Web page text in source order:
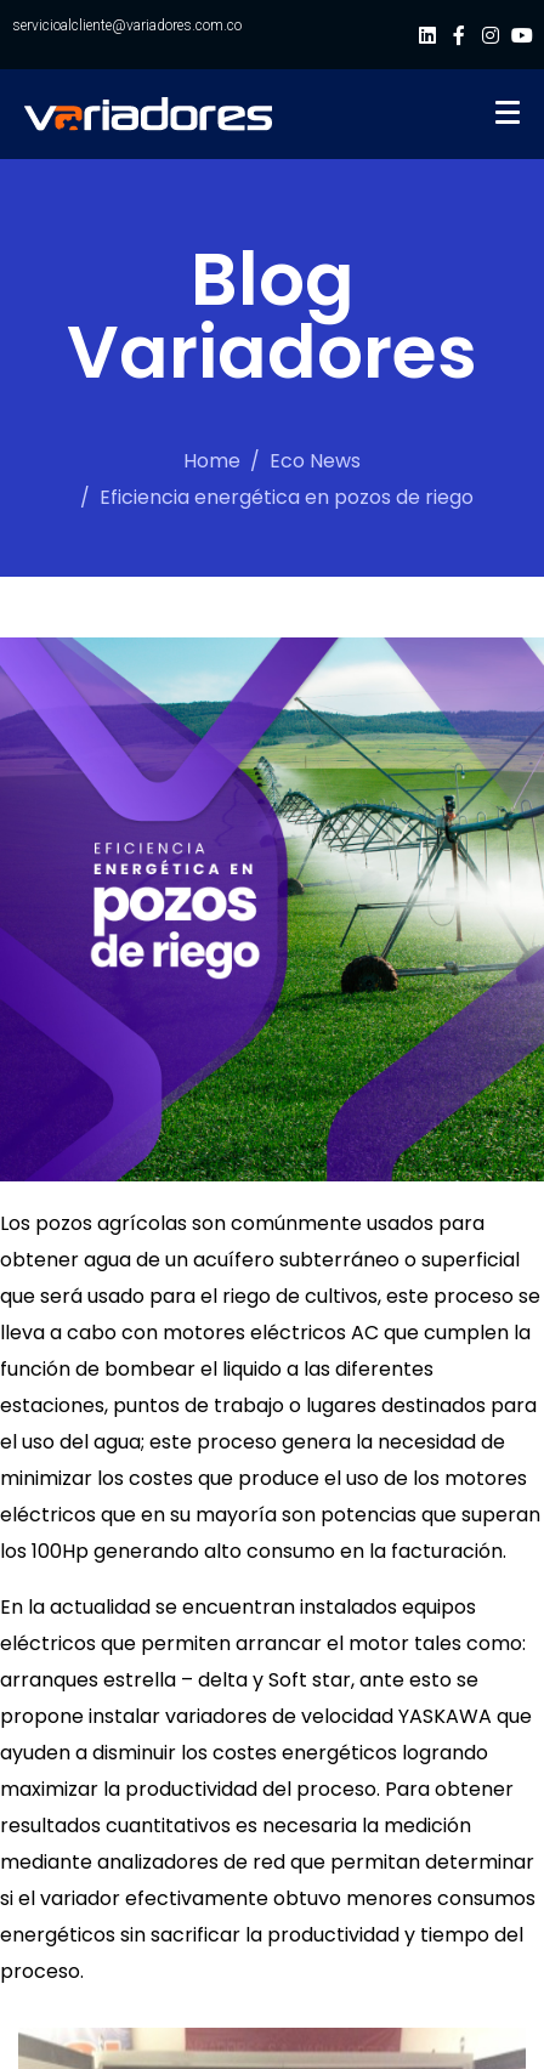
servicioalcliente@variadores.com.co
Blog
Variadores
Home
Eco News
Eficiencia energética en pozos de riego
Los pozos agrícolas son comúnmente usados para
obtener agua de un acuífero subterráneo o superficial
que será usado para el riego de cultivos, este proceso se
lleva a cabo con motores eléctricos AC que cumplen la
función de bombear el liquido a las diferentes
estaciones, puntos de trabajo o lugares destinados para
el uso del agua; este proceso genera la necesidad de
minimizar los costes que produce el uso de los motores
eléctricos que en su mayoría son potencias que superan
los 100Hp generando alto consumo en la facturación.
En la actualidad se encuentran instalados equipos
eléctricos que permiten arrancar el motor tales como:
arranques estrella – delta y Soft star, ante esto se
propone instalar variadores de velocidad YASKAWA que
ayuden a disminuir los costes energéticos logrando
maximizar la productividad del proceso. Para obtener
resultados cuantitativos es necesaria la medición
mediante analizadores de red que permitan determinar
si el variador efectivamente obtuvo menores consumos
energéticos sin sacrificar la productividad y tiempo del
proceso.